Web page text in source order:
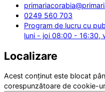
0249 560 703
Program de lucru cu
luni - joi 08:00 - 16:30,
Localizare
Acest conținut este blocat
corespunzătoare de cookie-